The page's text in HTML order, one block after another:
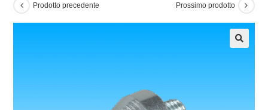
Prodotto precedente Prossimo prodotto